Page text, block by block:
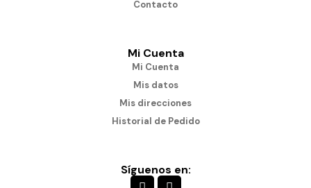
Contacto
Mi Cuenta
Mi Cuenta
Mis datos
Mis direcciones
Historial de Pedido
Síguenos en: